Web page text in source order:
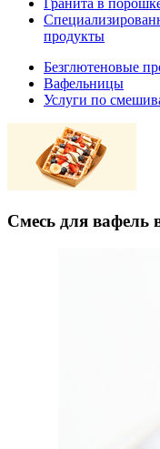
Гранита в
продукты
Безглютеновые
Вафельницы
Услуги по
Смесь для вафель